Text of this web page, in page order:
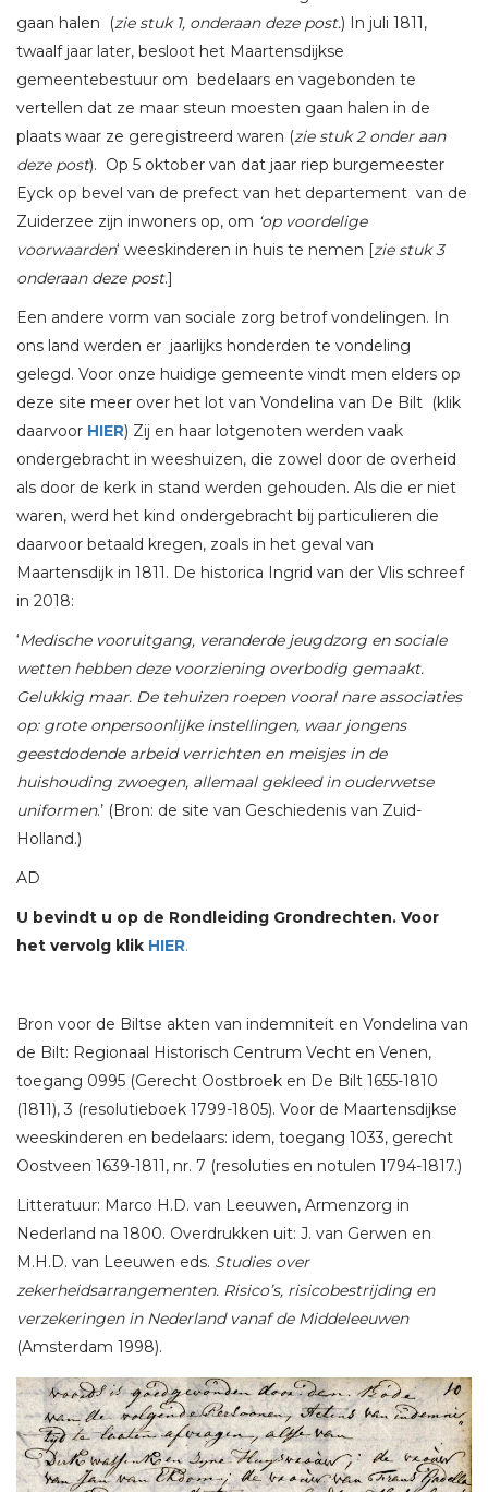
gaan halen (zie stuk 1, onderaan deze post.) In juli 1811,
twaalf jaar later, besloot het Maartensdijkse
gemeentebestuur om bedelaars en vagebonden te
vertellen dat ze maar steun moesten gaan halen in de
plaats waar ze geregistreerd waren (zie stuk 2 onder aan
deze post). Op 5 oktober van dat jaar riep burgemeester
Eyck op bevel van de prefect van het departement van de
Zuiderzee zijn inwoners op, om ‘op voordelige
voorwaarden‘ weeskinderen in huis te nemen [zie stuk 3
onderaan deze post.]
Een andere vorm van sociale zorg betrof vondelingen. In
ons land werden er jaarlijks honderden te vondeling
gelegd. Voor onze huidige gemeente vindt men elders op
deze site meer over het lot van Vondelina van De Bilt (klik
daarvoor HIER) Zij en haar lotgenoten werden vaak
ondergebracht in weeshuizen, die zowel door de overheid
als door de kerk in stand werden gehouden. Als die er niet
waren, werd het kind ondergebracht bij particulieren die
daarvoor betaald kregen, zoals in het geval van
Maartensdijk in 1811. De historica Ingrid van der Vlis schreef
in 2018:
‘Medische vooruitgang, veranderde jeugdzorg en sociale
wetten hebben deze voorziening overbodig gemaakt.
Gelukkig maar. De tehuizen roepen vooral nare associaties
op: grote onpersoonlijke instellingen, waar jongens
geestdodende arbeid verrichten en meisjes in de
huishouding zwoegen, allemaal gekleed in ouderwetse
uniformen.’ (Bron: de site van Geschiedenis van Zuid-
Holland.)
AD
U bevindt u op de Rondleiding Grondrechten. Voor
het vervolg klik HIER.
Bron voor de Biltse akten van indemniteit en Vondelina van
de Bilt: Regionaal Historisch Centrum Vecht en Venen,
toegang 0995 (Gerecht Oostbroek en De Bilt 1655-1810
(1811), 3 (resolutieboek 1799-1805). Voor de Maartensdijkse
weeskinderen en bedelaars: idem, toegang 1033, gerecht
Oostveen 1639-1811, nr. 7 (resoluties en notulen 1794-1817.)
Litteratuur: Marco H.D. van Leeuwen, Armenzorg in
Nederland na 1800. Overdrukken uit: J. van Gerwen en
M.H.D. van Leeuwen eds. Studies over
zekerheidsarrangementen. Risico’s, risicobestrijding en
verzekeringen in Nederland vanaf de Middeleeuwen
(Amsterdam 1998).